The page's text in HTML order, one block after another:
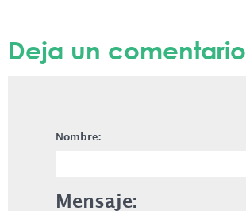
Deja un comentario
Nombre:
Mensaje: